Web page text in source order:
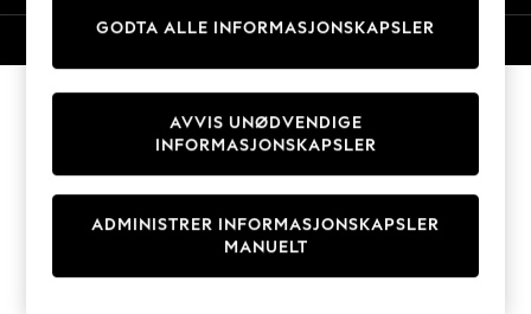
Coats & Jackets
Sweatshirts & Hoodies
Knitwear
Cardigans
Dresses
Sets & Outfits
T-Shirts
GODTA ALLE INFORMASJONSKAPSLER
ADMINISTRER INFORMASJONSKAPSLER
MANUELT
AVVIS UNØDVENDIGE
INFORMASJONSKAPSLER